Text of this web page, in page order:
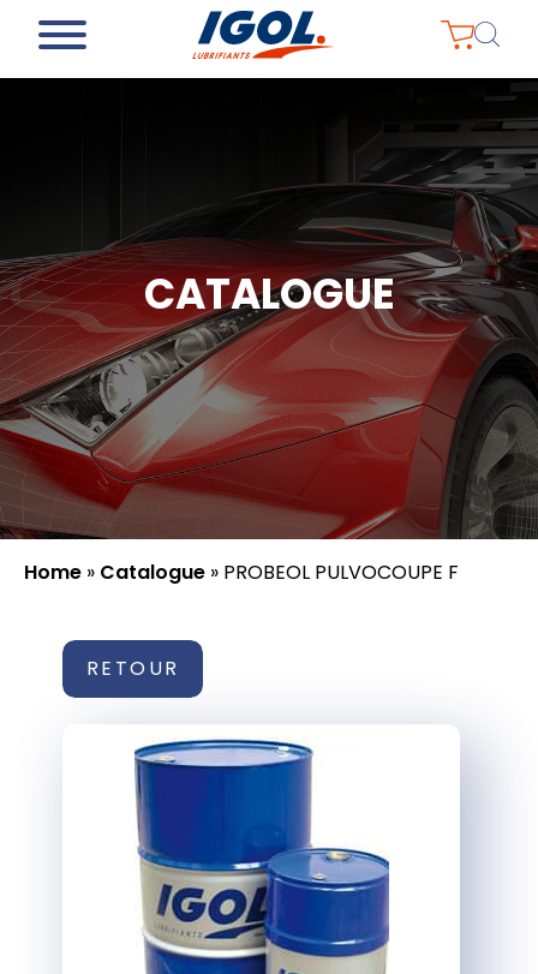
CATALOGUE
Home » Catalogue » PROBEOL PULVOCOUPE F
RETOUR